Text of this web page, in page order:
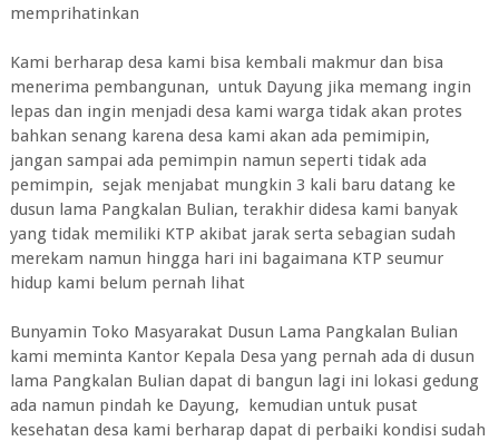
memprihatinkan
Kami berharap desa kami bisa kembali makmur dan bisa
menerima pembangunan, untuk Dayung jika memang ingin
lepas dan ingin menjadi desa kami warga tidak akan protes
bahkan senang karena desa kami akan ada pemimipin,
jangan sampai ada pemimpin namun seperti tidak ada
pemimpin, sejak menjabat mungkin 3 kali baru datang ke
dusun lama Pangkalan Bulian, terakhir didesa kami banyak
yang tidak memiliki KTP akibat jarak serta sebagian sudah
merekam namun hingga hari ini bagaimana KTP seumur
hidup kami belum pernah lihat
Bunyamin Toko Masyarakat Dusun Lama Pangkalan Bulian
kami meminta Kantor Kepala Desa yang pernah ada di dusun
lama Pangkalan Bulian dapat di bangun lagi ini lokasi gedung
ada namun pindah ke Dayung, kemudian untuk pusat
kesehatan desa kami berharap dapat di perbaiki kondisi sudah